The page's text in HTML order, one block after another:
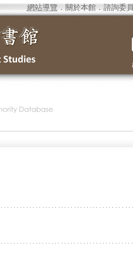
網站導覽 ． 關於本館． 諮詢委